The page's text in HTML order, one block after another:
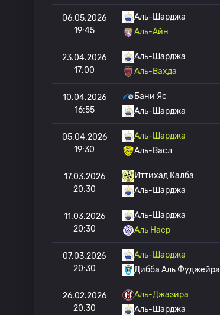
06.05.2026
19:45
Аль-Шарджа
Аль-Айн
23.04.2026
17:00
Аль-Шарджа
Аль-Вахда
10.04.2026
16:55
Бани Яс
Аль-Шарджа
05.04.2026
19:30
Аль-Шарджа
Аль-Васл
17.03.2026
20:30
Иттихад Калба
Аль-Шарджа
11.03.2026
20:30
Аль-Шарджа
Аль Наср
07.03.2026
20:30
Аль-Шарджа
Дибба Аль Фуджейра
26.02.2026
20:30
Аль-Джазира
Аль-Шарджа